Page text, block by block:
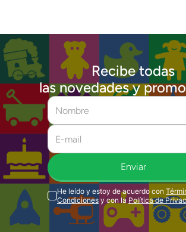
Recibe todas
las novedades y
Enviar
He leído y estoy de acuerdo con
Condiciones y con la Política de